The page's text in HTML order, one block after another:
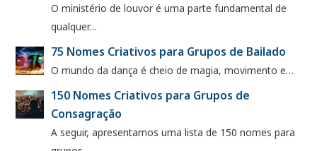
O ministério de louvor é uma parte fundamental de
qualquer…
75 Nomes Criativos para Grupos de Bailado
O mundo da dança é cheio de magia, movimento e…
150 Nomes Criativos para Grupos de
Consagração
A seguir, apresentamos uma lista de 150 nomes para